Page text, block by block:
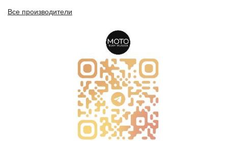
Все производители